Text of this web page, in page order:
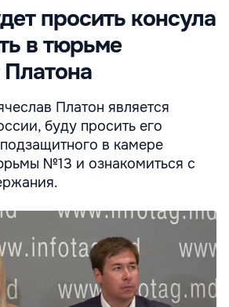
просить консула
в тюрьме
Платон является
буду просить его
в камере
№13 и ознакомиться с